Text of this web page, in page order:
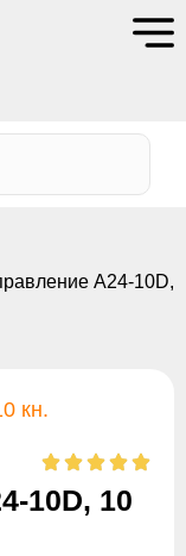
А24-10D,
10D, 10